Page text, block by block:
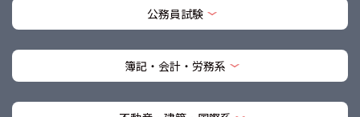
公務員試験
簿記・会計・労務系